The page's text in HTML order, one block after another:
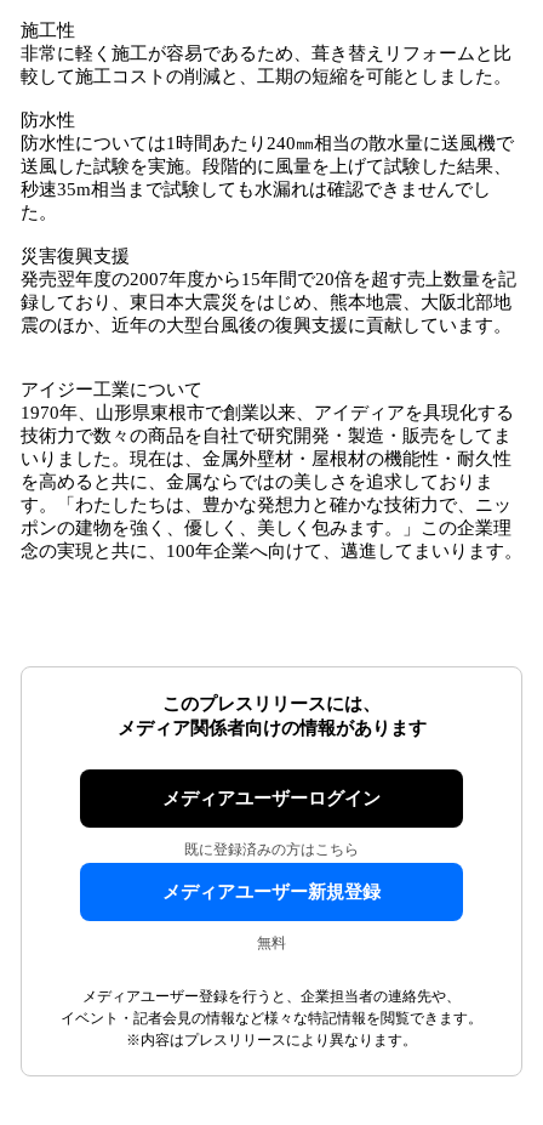
施工性
非常に軽く施工が容易であるため、葺き替えリフォームと比
較して施工コストの削減と、工期の短縮を可能としました。
防水性
防水性については1時間あたり240㎜相当の散水量に送風機で
送風した試験を実施。段階的に風量を上げて試験した結果、
秒速35m相当まで試験しても水漏れは確認できませんでし
た。
災害復興支援
発売翌年度の2007年度から15年間で20倍を超す売上数量を記
録しており、東日本大震災をはじめ、熊本地震、大阪北部地
震のほか、近年の大型台風後の復興支援に貢献しています。
アイジー工業について
1970年、山形県東根市で創業以来、アイディアを具現化する
技術力で数々の商品を自社で研究開発・製造・販売をしてま
いりました。現在は、金属外壁材・屋根材の機能性・耐久性
を高めると共に、金属ならではの美しさを追求しておりま
す。「わたしたちは、豊かな発想力と確かな技術力で、ニッ
ポンの建物を強く、優しく、美しく包みます。」この企業理
念の実現と共に、100年企業へ向けて、邁進してまいります。
このプレスリリースには、
メディア関係者向けの情報があります
メディアユーザーログイン
既に登録済みの方はこちら
メディアユーザー新規登録
無料
メディアユーザー登録を行うと、企業担当者の連絡先や、
イベント・記者会見の情報など様々な特記情報を閲覧できます。
※内容はプレスリリースにより異なります。